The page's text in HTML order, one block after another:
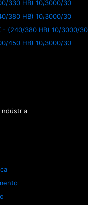
330 HB) 10/3000/30
380 HB) 10/3000/30
- (240/380 HB) 10/3000/30
450 HB) 10/3000/30